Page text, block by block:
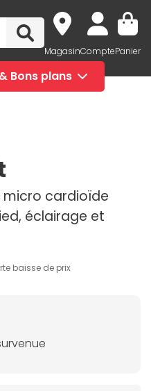
MagasinComptePanier
Bons plans
micro cardioïde
éclairage et
baisse de prix